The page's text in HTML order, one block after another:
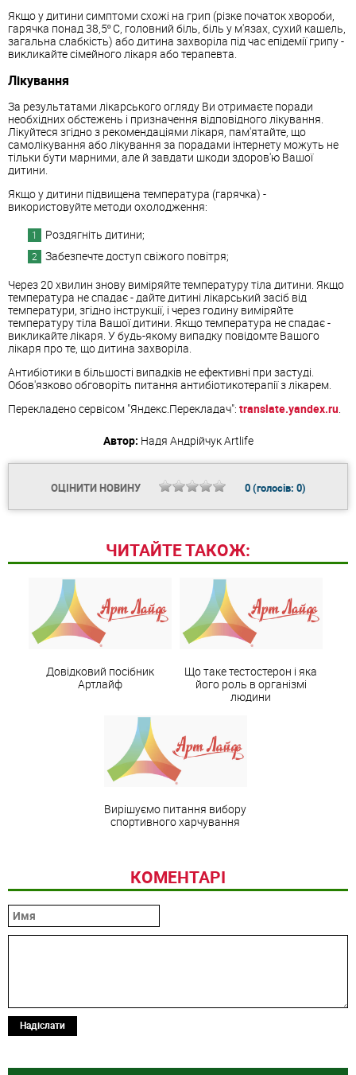
Якщо у дитини симптоми схожі на грип (різке початок хвороби,
гарячка понад 38,5º С, головний біль, біль у м'язах, сухий кашель,
загальна слабкість) або дитина захворіла під час епідемії грипу -
викликайте сімейного лікаря або терапевта.
Лікування
За результатами лікарського огляду Ви отримаєте поради
необхідних обстежень і призначення відповідного лікування.
Лікуйтеся згідно з рекомендаціями лікаря, пам'ятайте, що
самолікування або лікування за порадами інтернету можуть не
тільки бути марними, але й завдати шкоди здоров'ю Вашої
дитини.
Якщо у дитини підвищена температура (гарячка) -
використовуйте методи охолодження:
Роздягніть дитини;
Забезпечте доступ свіжого повітря;
Через 20 хвилин знову виміряйте температуру тіла дитини. Якщо
температура не спадає - дайте дитині лікарський засіб від
температури, згідно інструкції, і через годину виміряйте
температуру тіла Вашої дитини. Якщо температура не спадає -
викликайте лікаря. У будь-якому випадку повідомте Вашого
лікаря про те, що дитина захворіла.
Антибіотики в більшості випадків не ефективні при застуді.
Обов'язково обговоріть питання антибіотикотерапії з лікарем.
Перекладено сервісом "Яндекс.Перекладач": translate.yandex.ru.
Автор: Надя АндрійчукArtlife
ОЦІНИТИ НОВИНУ 0(голосів: 0)
ЧИТАЙТЕ ТАКОЖ:
Довідковий посібник
Артлайф
Що таке тестостерон і яка
його роль в організмі
людини
Вирішуємо питання вибору
спортивного харчування
КОМЕНТАРІ
Надіслати